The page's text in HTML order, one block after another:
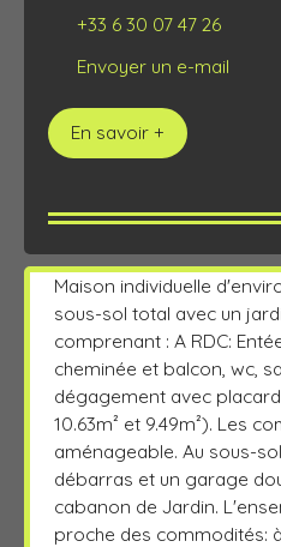
+33 6 30 07 47 26
Envoyer un e-mail
En savoir +
Maison individuelle
sous-sol total avec un
comprenant : A RDC:
cheminée et balcon, wc,
dégagement avec
10.63m² et 9.49m²). Les
aménageable. Au sous-
débarras et un garage
cabanon de Jardin.
proche des commodités: